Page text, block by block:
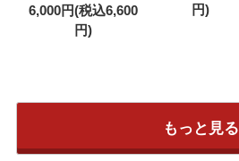
6,000円(税込6,600
円)
円)
もっと見る